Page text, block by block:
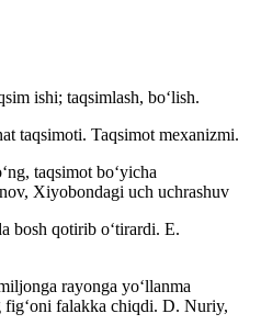
ishi; taqsimlash, boʻlish.
taqsimoti. Taqsimot mexanizmi.
taqsimot boʻyicha
Xiyobondagi uch uchrashuv
bosh qotirib oʻtirardi. E.
rayonga yoʻllanma
falakka chiqdi. D. Nuriy,